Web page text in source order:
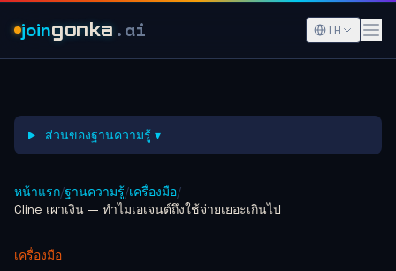
joingonka .ai TH
ส่วนของฐานความรู้ ▾
หน้าแรก/ฐานความรู้/เครื่องมือ/
Cline เผาเงิน — ทำไมเอเจนต์ถึงใช้จ่ายเยอะเกินไป
เครื่องมือ